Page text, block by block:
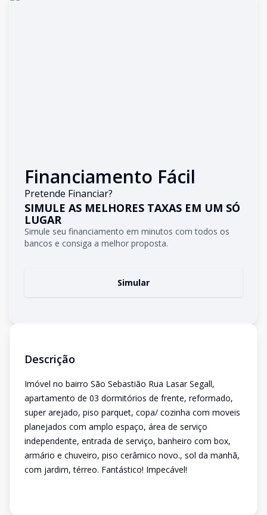
Financiamento Fácil
Pretende Financiar?
SIMULE AS MELHORES TAXAS EM UM SÓ
LUGAR
Simule seu financiamento em minutos com todos os
bancos e consiga a melhor proposta.
Simular
Descrição
Imóvel no bairro São Sebastião Rua Lasar Segall,
apartamento de 03 dormitórios de frente, reformado,
super arejado, piso parquet, copa/ cozinha com moveis
planejados com amplo espaço, área de serviço
independente, entrada de serviço, banheiro com box,
armário e chuveiro, piso cerâmico novo., sol da manhã,
com jardim, térreo. Fantástico! Impecável!